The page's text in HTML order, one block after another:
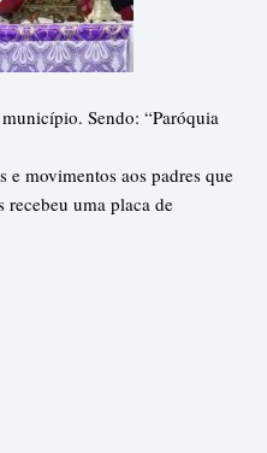
Sendo: “Paróquia
e movimentos aos padres que
recebeu uma placa de